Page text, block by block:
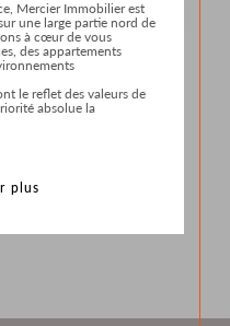
Mercier Immobilier est
une large partie nord de
à cœur de vous
des appartements
le reflet des valeurs de
absolue la
plus